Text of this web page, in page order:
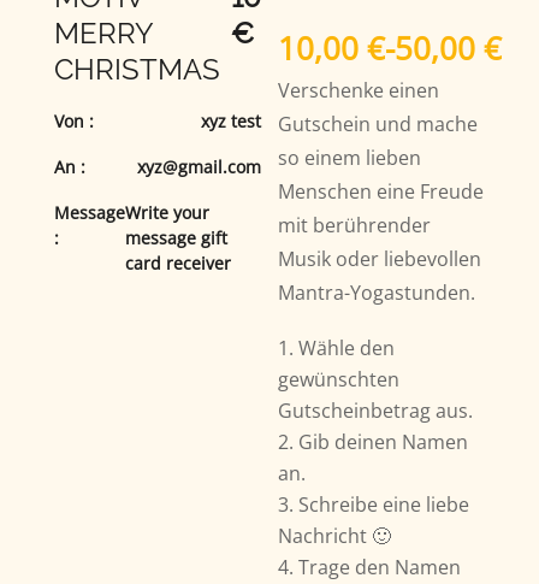
MERRY
CHRISTMAS
€
Von :
xyz test
An :
xyz@gmail.com
Message
:
Write your
message gift
card receiver
10,00€-50,00€
Verschenke einen
Gutschein und mache
so einem lieben
Menschen eine Freude
mit berührender
Musik oder liebevollen
Mantra-Yogastunden.
Wähle den
gewünschten
Gutscheinbetrag aus.
Gib deinen Namen
an.
Schreibe eine liebe
Nachricht 🙂
Trage den Namen